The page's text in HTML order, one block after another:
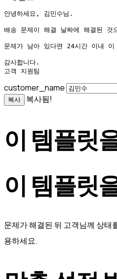
안녕하세요, 김민수님.
배송 문제이 해결 날짜에 해결된 것
문제가 남아 있다면 24시간 이내
감사합니다.
고객 지원팀
customer_name
복사 복사됨!
이 템플릿
이 템플릿
문제가 해결된 뒤 고객님께 상태
용하세요.